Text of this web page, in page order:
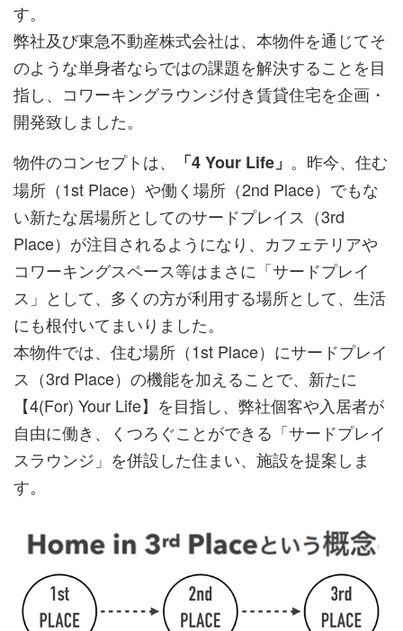
す。
弊社及び東急不動産株式会社は、本物件を通じてそ
のような単身者ならではの課題を解決することを目
指し、コワーキングラウンジ付き賃貸住宅を企画・
開発致しました。
物件のコンセプトは、
「4 Your Life」 。昨今、住む
場所（1st Place）や働く場所（2nd Place）でもな
い新たな居場所としてのサードプレイス（3rd
Place）が注目されるようになり、カフェテリアや
コワーキングスペース等はまさに「サードプレイ
ス」として、多くの方が利用する場所として、生活
にも根付いてまいりました。
本物件では、住む場所（1st Place）にサードプレイ
ス（3rd Place）の機能を加えることで、新たに
【4(For) Your Life】を目指し、弊社個客や入居者が
自由に働き、くつろぐことができる「サードプレイ
スラウンジ」を併設した住まい、施設を提案しま
す。